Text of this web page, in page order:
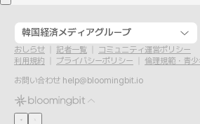
韓国経済メディアグループ
おしらせ 記者一覧
コミュニティ運営ポリシー
利用規約
プライバシーポリシー
倫理規範・青
お問い合わせ help@bloomingbit.io